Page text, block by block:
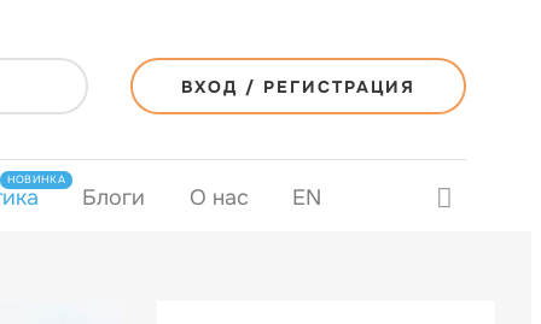
ВХОД / РЕГИСТРАЦИЯ
НОВИНКА
Блоги О нас EN